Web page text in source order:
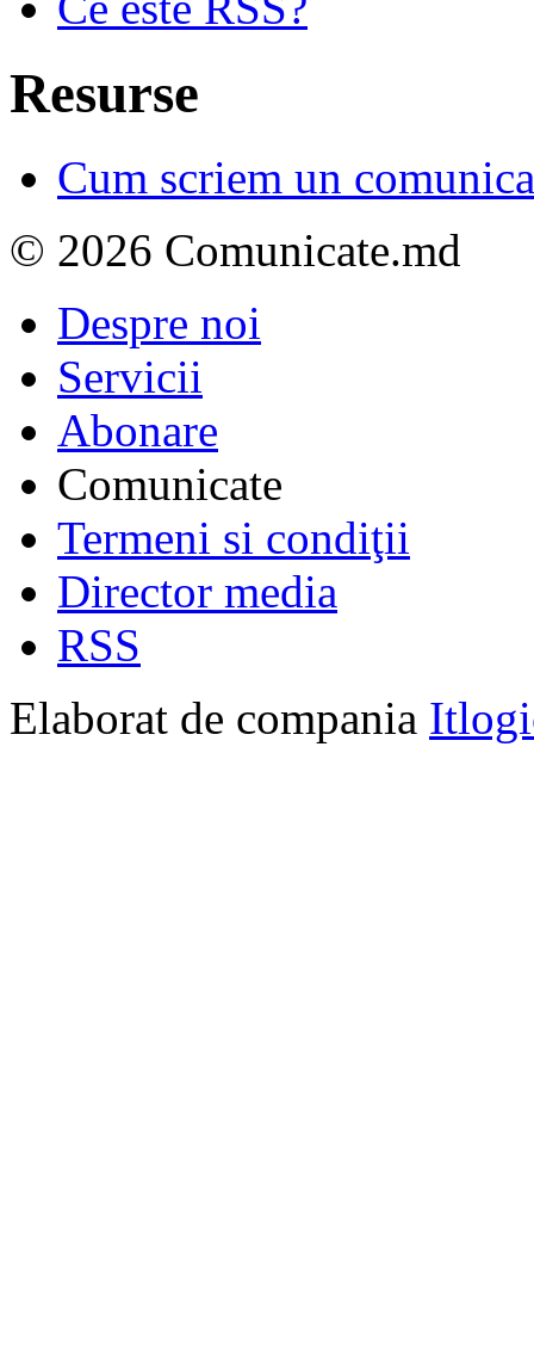
Resurse
Cum scriem un
© 2026 Comunicate.md
Despre noi
Servicii
Abonare
Comunicate
Termeni si condiţii
Director media
RSS
Elaborat de compania